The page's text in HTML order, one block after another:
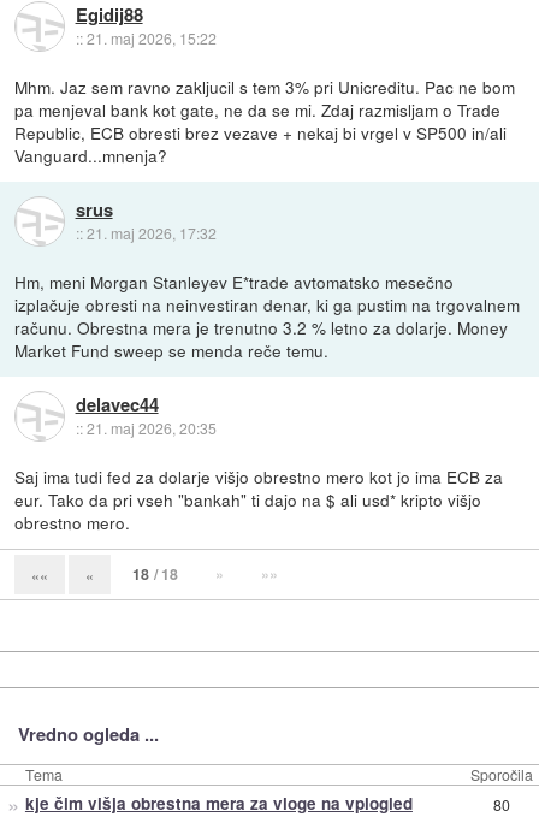
Egidij88
::21. maj 2026, 15:22
Mhm. Jaz sem ravno zakljucil s tem 3% pri Unicreditu. Pac ne bom
pa menjeval bank kot gate, ne da se mi. Zdaj razmisljam o Trade
Republic, ECB obresti brez vezave + nekaj bi vrgel v SP500 in/ali
Vanguard...mnenja?
srus
::21. maj 2026, 17:32
Hm, meni Morgan Stanleyev E*trade avtomatsko mesečno
izplačuje obresti na neinvestiran denar, ki ga pustim na trgovalnem
računu. Obrestna mera je trenutno 3.2 % letno za dolarje. Money
Market Fund sweep se menda reče temu.
delavec44
::21. maj 2026, 20:35
Saj ima tudi fed za dolarje višjo obrestno mero kot jo ima ECB za
eur. Tako da pri vseh "bankah" ti dajo na $ ali usd* kripto višjo
obrestno mero.
«« « 18 / 18 » »»
Vredno ogleda ...
Tema Sporočila
» kje čim višja obrestna mera za vloge na vplogled 80